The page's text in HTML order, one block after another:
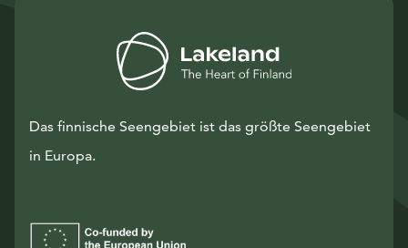
Das finnische Seengebiet ist das größte Seengebiet
in Europa.